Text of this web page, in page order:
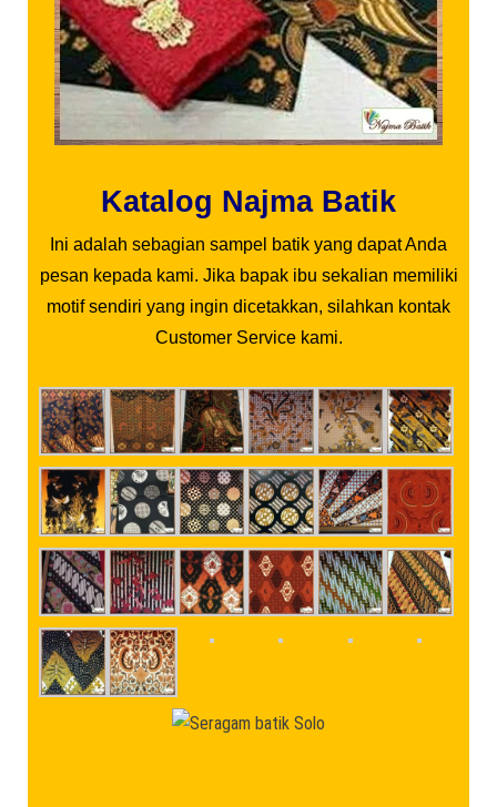
Katalog Najma Batik
Ini adalah sebagian sampel batik yang dapat Anda
pesan kepada kami. Jika bapak ibu sekalian memiliki
motif sendiri yang ingin dicetakkan, silahkan kontak
Customer Service kami.